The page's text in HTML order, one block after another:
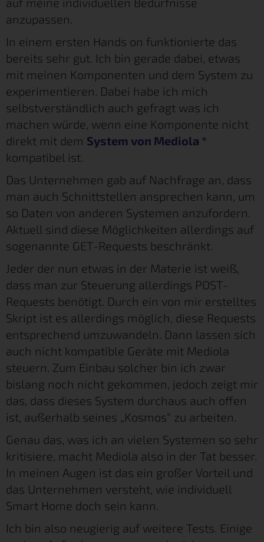
anzupassen.
In einem ersten Hands on funktionierte das
bereits sehr gut. Ich bin gerade dabei, etwas
mit meinen Komponenten und dem System zu
experimentieren. Dabei habe ich mich
selbstverständlich auch gefragt was ich
machen würde, wenn eine Komponente nicht
direkt mit dem System von Mediola *
kompatibel ist.
Das Unternehmen gab auf Nachfrage an, dass
man auch Schnittstellen ansprechen kann, um
so Daten von anderen Systemen anzufordern.
Aktuell sind diese Möglichkeiten allerdings auf
sogenannte GET-Requests beschränkt.
Jeder der nun etwas in der Materie ist weiß,
dass man zur Steuerung allerdings POST-
Requests benötigt. Durch ein von mir erstelltes
Skript ist es allerdings möglich, diese Requests
entsprechend umzuwandeln. Dann lassen sich
auch nicht kompatible Geräte mit Mediola
steuern. Zum Einbau solcher bin ich zwar
bislang noch nicht gekommen, jedoch zeigt mir
das, dass dieses System durchaus auch offen
ist, außerhalb seines „Kosmos“ zu arbeiten.
Genau das, was ich an vielen Systemen so sehr
kritisiere, macht Mediola also in der Tat besser.
In meinen Augen ist das ein großer Vorteil und
das Unternehmen versteht, wie individuell
Smart Home doch sein kann.
Ich bin also neugierig auf weitere Tests. Einige